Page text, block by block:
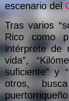
escenario del
Tras varios
Rico como
intérprete de
vida”,
suficiente” y
otros,